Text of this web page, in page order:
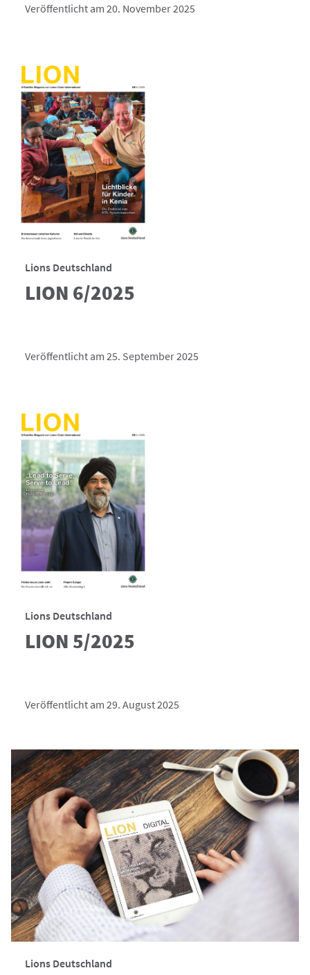
Veröffentlicht am 20. November 2025
Lions Deutschland
LION 6/2025
Veröffentlicht am 25. September 2025
Lions Deutschland
LION 5/2025
Veröffentlicht am 29. August 2025
Lions Deutschland